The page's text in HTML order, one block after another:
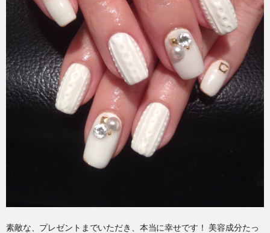
素敵な、プレゼントまでいただき、本当に幸せです！ 美容成分たっ